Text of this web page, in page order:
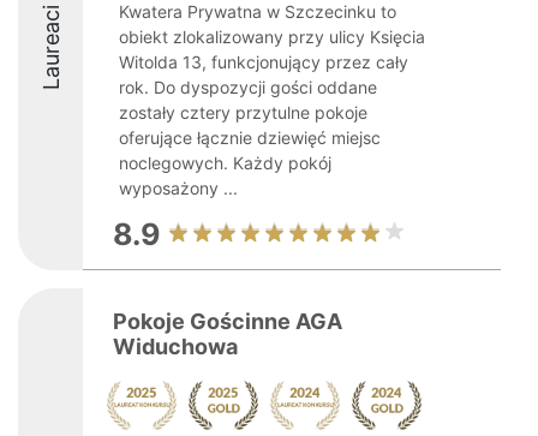
Laureaci
Kwatera Prywatna w Szczecinku to
obiekt zlokalizowany przy ulicy Księcia
Witolda 13, funkcjonujący przez cały
rok. Do dyspozycji gości oddane
zostały cztery przytulne pokoje
oferujące łącznie dziewięć miejsc
noclegowych. Każdy pokój
wyposażony ...
8.9
Pokoje Gościnne AGA
Widuchowa